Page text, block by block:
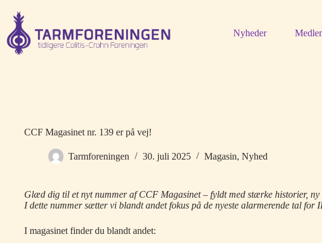
indhold
Nyheder
CCF Magasinet nr. 139 er på vej!
Tarmforeningen 30. juli 2025 Magasin, Nyhed
Glæd dig til et nyt nummer af CCF Magasinet – fyldt med stærke historier, ny
I dette nummer sætter vi blandt andet fokus på de nyeste alarmerende tal
I magasinet finder du blandt andet: